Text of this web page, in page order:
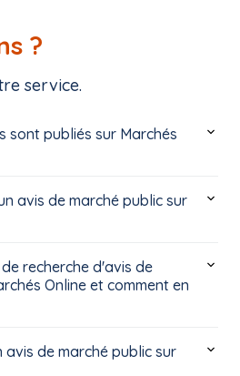
?
service.
sont publiés sur Marchés
avis de marché public sur
recherche d'avis de
Online et comment en
de marché public sur